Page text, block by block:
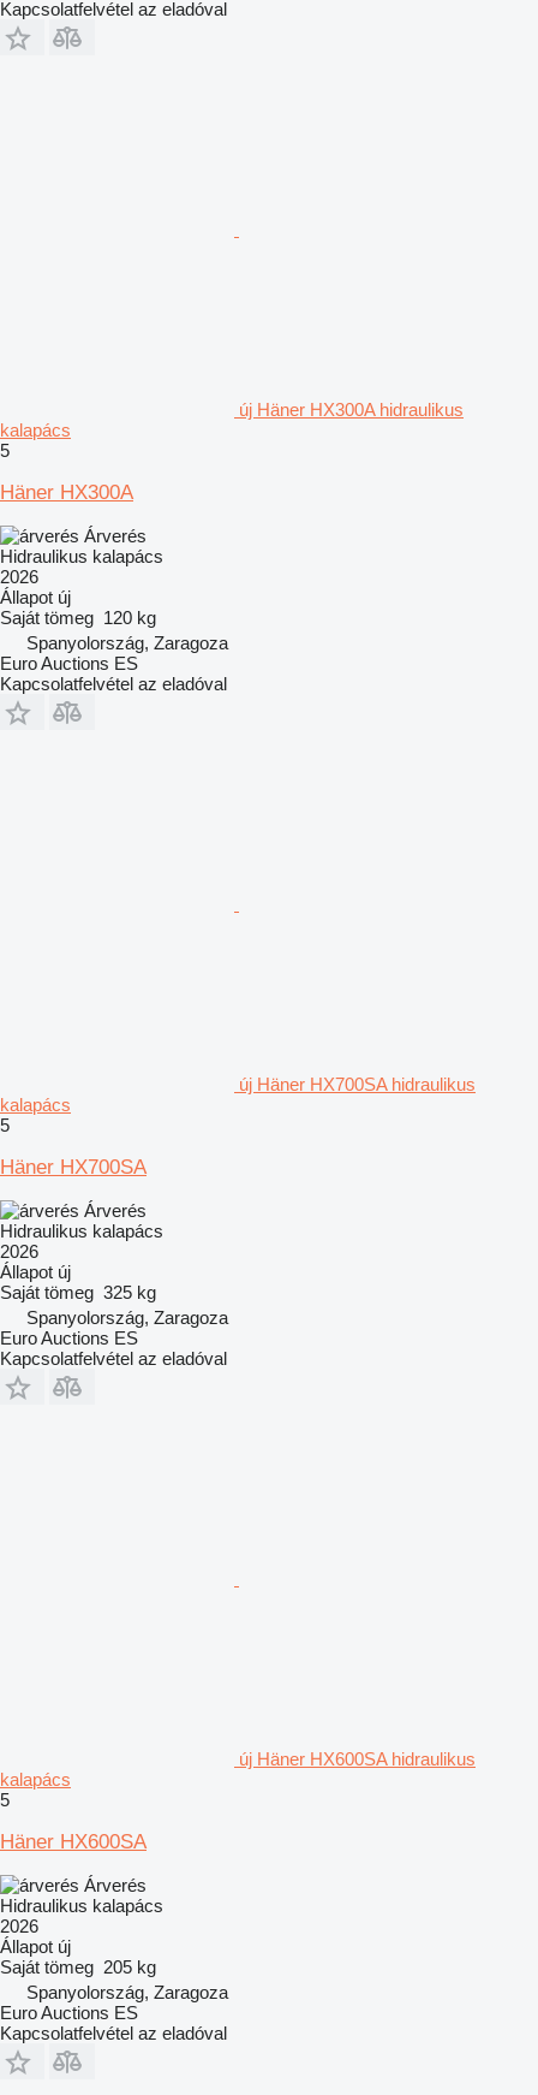
Kapcsolatfelvétel az eladóval
új Häner HX300A hidraulikus
kalapács
5
Häner HX300A
Árverés
Hidraulikus kalapács
2026
Állapot új
Saját tömeg 120 kg
Spanyolország, Zaragoza
Euro Auctions ES
Kapcsolatfelvétel az eladóval
új Häner HX700SA hidraulikus
kalapács
5
Häner HX700SA
Árverés
Hidraulikus kalapács
2026
Állapot új
Saját tömeg 325 kg
Spanyolország, Zaragoza
Euro Auctions ES
Kapcsolatfelvétel az eladóval
új Häner HX600SA hidraulikus
kalapács
5
Häner HX600SA
Árverés
Hidraulikus kalapács
2026
Állapot új
Saját tömeg 205 kg
Spanyolország, Zaragoza
Euro Auctions ES
Kapcsolatfelvétel az eladóval